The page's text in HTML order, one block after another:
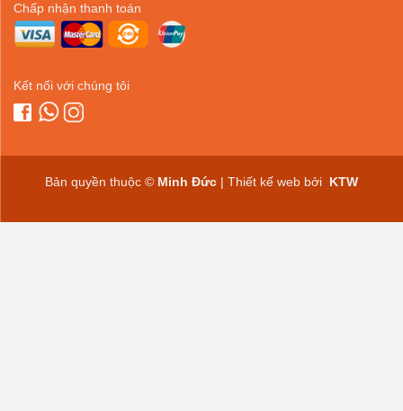
Chấp nhận thanh toán
Kết nối với chúng tôi
Bản quyền thuộc © Minh Đức | Thiết kế web bởi KTW